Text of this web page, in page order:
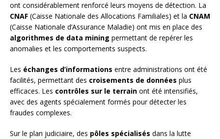
ont considérablement renforcé leurs moyens de détection. La
CNAF (Caisse Nationale des Allocations Familiales) et la CNAM
(Caisse Nationale d’Assurance Maladie) ont mis en place des
algorithmes de data mining permettant de repérer les
anomalies et les comportements suspects.
Les échanges d’informations entre administrations ont été
facilités, permettant des croisements de données plus
efficaces. Les contrôles sur le terrain ont été intensifiés,
avec des agents spécialement formés pour détecter les
fraudes complexes.
Sur le plan judiciaire, des pôles spécialisés dans la lutte